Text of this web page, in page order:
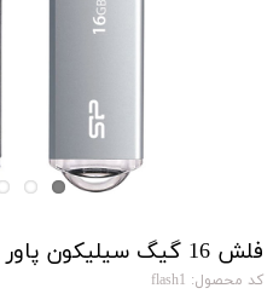
فلش 16 گیگ سیلیکون پاور
کد محصول: flash1